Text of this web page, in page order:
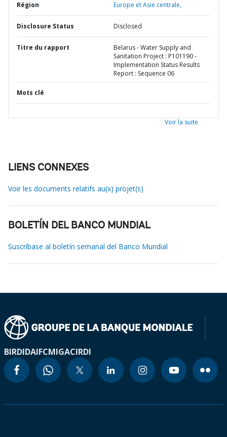
Région Europe et Asie centrale,
Disclosure Status Disclosed
Titre du rapport
Belarus - Water Supply and
Sanitation Project : P101190 -
Implementation Status Results
Report : Sequence 06
Mots clé
Voir la suite
LIENS CONNEXES
Voir les documents relatifs au(x) projet(s)
BOLETÍN DEL BANCO MUNDIAL
Suscríbase al boletín semanal del Banco Mundial
BIRDIDAIFCMIGACIRDI